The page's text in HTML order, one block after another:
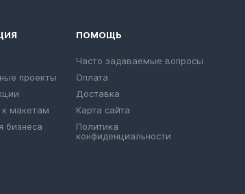
проекты
к макетам
бизнеса
ПОМОЩЬ
Часто задаваемые вопросы
Оплата
Доставка
Карта сайта
Политика
конфиденциальности